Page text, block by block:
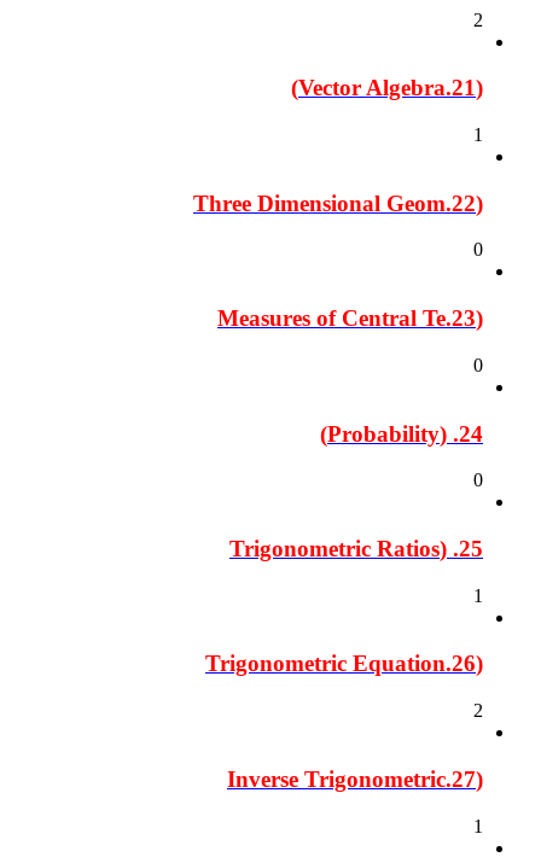
2
(21.Vector Algebra)
1
(22.Three Dimensional Geom
0
(23.Measures of Central Te
0
24. (Probability)
0
25. (Trigonometric Ratios
1
(26.Trigonometric Equation
2
(27.Inverse Trigonometric
1